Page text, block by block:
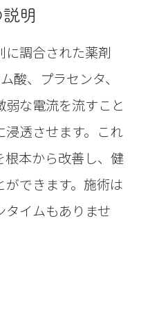
明
に調合された薬剤
酸、プラセンタ、
な電流を流すこと
透させます。これ
根本から改善し、健
できます。施術は
イムもありませ